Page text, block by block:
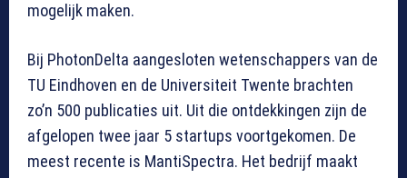
mogelijk maken.
Bij PhotonDelta aangesloten wetenschappers van de
TU Eindhoven en de Universiteit Twente brachten
zo’n 500 publicaties uit. Uit die ontdekkingen zijn de
afgelopen twee jaar 5 startups voortgekomen. De
meest recente is MantiSpectra. Het bedrijf maakt